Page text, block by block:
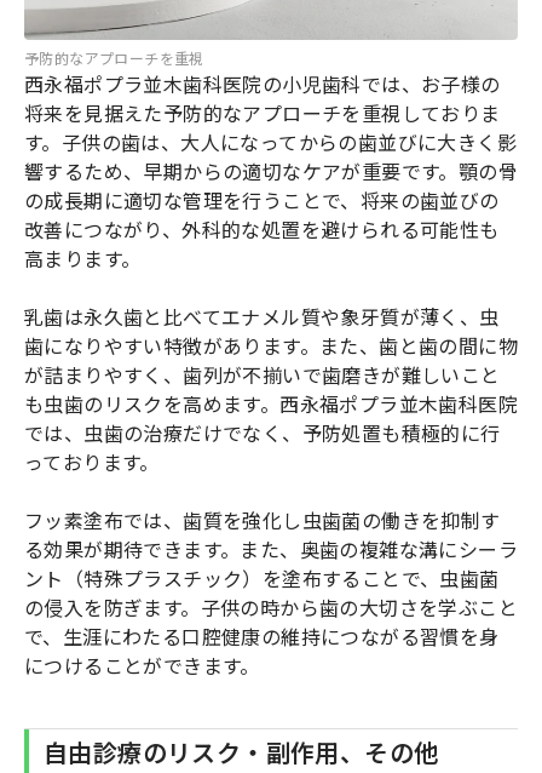
予防的なアプローチを重視
西永福ポプラ並木歯科医院の小児歯科では、お子様の
将来を見据えた予防的なアプローチを重視しておりま
す。子供の歯は、大人になってからの歯並びに大きく影
響するため、早期からの適切なケアが重要です。顎の骨
の成長期に適切な管理を行うことで、将来の歯並びの
改善につながり、外科的な処置を避けられる可能性も
高まります。
乳歯は永久歯と比べてエナメル質や象牙質が薄く、虫
歯になりやすい特徴があります。また、歯と歯の間に物
が詰まりやすく、歯列が不揃いで歯磨きが難しいこと
も虫歯のリスクを高めます。西永福ポプラ並木歯科医院
では、虫歯の治療だけでなく、予防処置も積極的に行
っております。
フッ素塗布では、歯質を強化し虫歯菌の働きを抑制す
る効果が期待できます。また、奥歯の複雑な溝にシーラ
ント（特殊プラスチック）を塗布することで、虫歯菌
の侵入を防ぎます。子供の時から歯の大切さを学ぶこと
で、生涯にわたる口腔健康の維持につながる習慣を身
につけることができます。
自由診療のリスク・副作用、その他